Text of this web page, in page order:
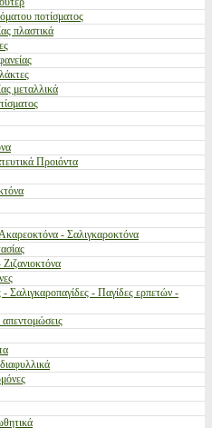
ποτίσματος
πλαστικά
μεταλλικά
Προιόντα
- Σαλιγκαροκτόνα
- Σαλιγκαροπαγίδες - Παγίδες ερπετών -